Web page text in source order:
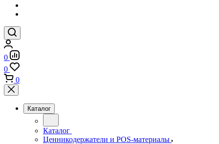
0
0
0
Каталог
Каталог
Ценникодержатели и POS-материалы